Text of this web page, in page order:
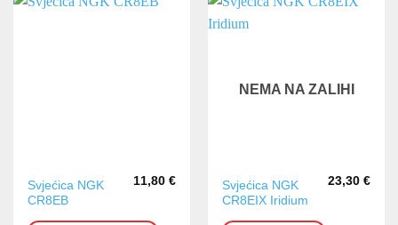
Svjećica NGK
CR8EB
11,80 €
NEMA NA ZALIHI
Svjećica NGK
CR8EIX Iridium
23,30 €